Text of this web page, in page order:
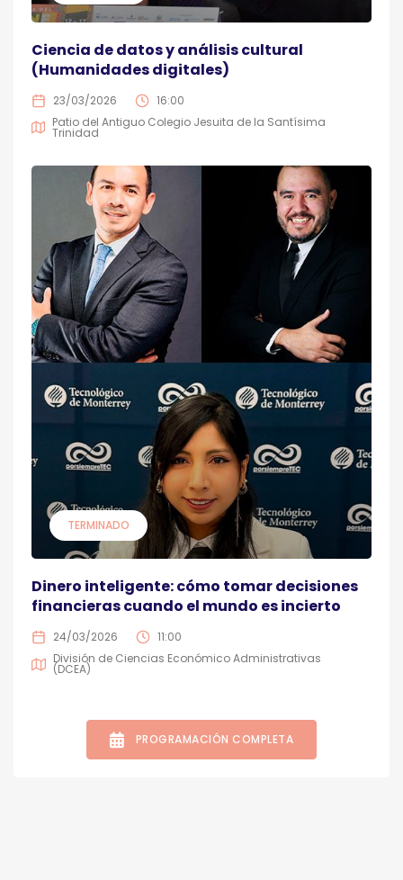
Ciencia de datos y análisis cultural
(Humanidades digitales)
23/03/2026
16:00
Patio del Antiguo Colegio Jesuita de la Santísima
Trinidad
TERMINADO
Dinero inteligente: cómo tomar decisiones
financieras cuando el mundo es incierto
24/03/2026
11:00
División de Ciencias Económico Administrativas
(DCEA)
PROGRAMACIÓN COMPLETA